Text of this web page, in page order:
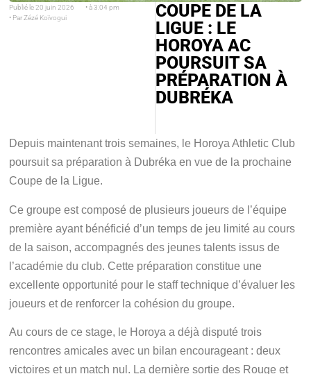
Publié le 20 juin 2026 • à 3:04 pm
• ParZézé Koïvogui
COUPE DE LA
LIGUE : LE
HOROYA AC
POURSUIT SA
PRÉPARATION À
DUBRÉKA
Depuis maintenant trois semaines, le Horoya Athletic Club
poursuit sa préparation à Dubréka en vue de la prochaine
Coupe de la Ligue.
Ce groupe est composé de plusieurs joueurs de l’équipe
première ayant bénéficié d’un temps de jeu limité au cours
de la saison, accompagnés des jeunes talents issus de
l’académie du club. Cette préparation constitue une
excellente opportunité pour le staff technique d’évaluer les
joueurs et de renforcer la cohésion du groupe.
Au cours de ce stage, le Horoya a déjà disputé trois
rencontres amicales avec un bilan encourageant : deux
victoires et un match nul. La dernière sortie des Rouge et